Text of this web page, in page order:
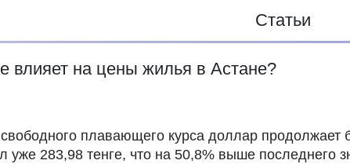
Статьи
влияет на цены жилья в Астане?
плавающего курса доллар
уже 283,98 тенге, что на 50,8% выше последнего